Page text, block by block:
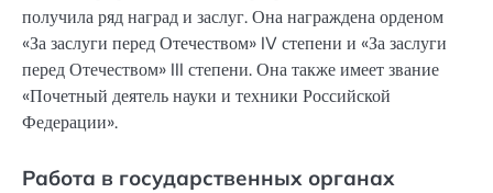
получила ряд наград и заслуг. Она награждена орденом
«За заслуги перед Отечеством» IV степени и «За заслуги
перед Отечеством» III степени. Она также имеет звание
«Почетный деятель науки и техники Российской
Федерации».
Работа в государственных органах